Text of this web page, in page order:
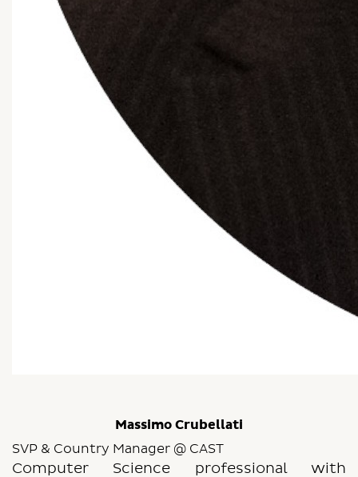
Massimo Crubellati
SVP & Country Manager @ CAST
Computer Science professional with